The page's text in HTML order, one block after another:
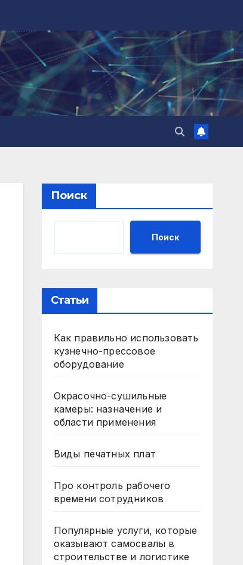
Поиск
Поиск
Статьи
Как правильно использовать
кузнечно-прессовое
оборудование
Окрасочно-сушильные
камеры: назначение и
области применения
Виды печатных плат
Про контроль рабочего
времени сотрудников
Популярные услуги, которые
оказывают самосвалы в
строительстве и логистике